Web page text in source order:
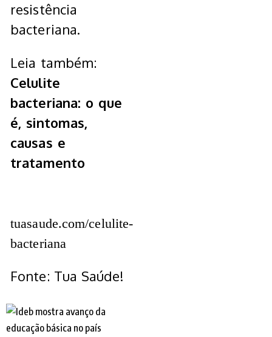
resistência
bacteriana.
Leia também:
Celulite
bacteriana: o que
é, sintomas,
causas e
tratamento
tuasaude.com/celulite-
bacteriana
Fonte: Tua Saúde!